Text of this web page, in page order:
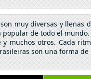
muy diversas y
de todo el
muchos otros. Cada
son una forma